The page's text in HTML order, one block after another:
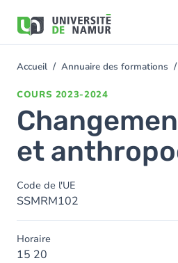
contenu
You
Accueil Annuaire des formations
COURS 2023-2024
et
Code de l'UE
SSMRM102
Horaire
15 20